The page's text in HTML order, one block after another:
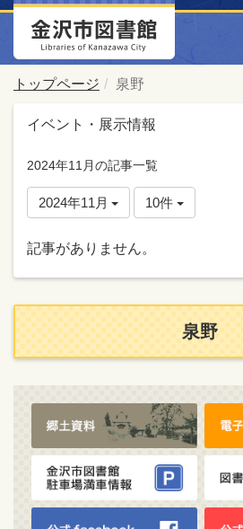
トップページ 泉野
イベント・展示情報
2024年11月の記事一覧
2024年11月 10件
記事がありません。
泉野